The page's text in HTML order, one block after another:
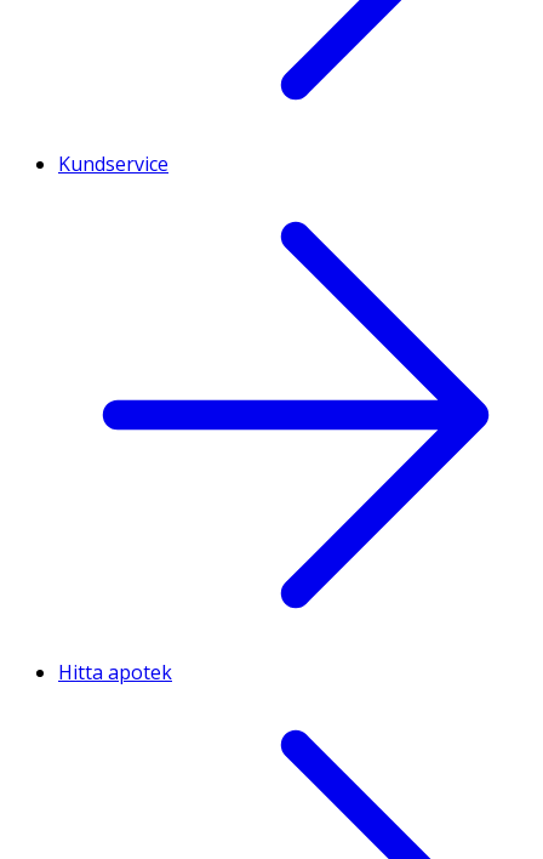
Kundservice
Hitta apotek